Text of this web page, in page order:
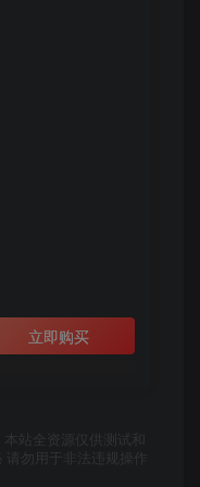
立即购买
站全资源仅供测试和
勿用于非法违规操作